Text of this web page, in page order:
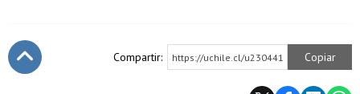
Compartir: https://uchile.cl/u230441 Copiar